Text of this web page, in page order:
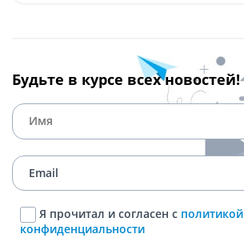
Будьте в курсе всех новостей!
Я прочитал и согласен с политикой
конфиденциальности